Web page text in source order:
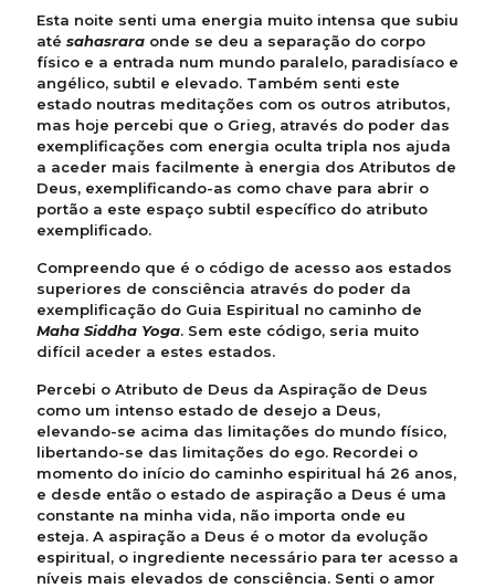
Esta noite senti uma energia muito intensa que subiu
até sahasrara onde se deu a separação do corpo
físico e a entrada num mundo paralelo, paradisíaco e
angélico, subtil e elevado. Também senti este
estado noutras meditações com os outros atributos,
mas hoje percebi que o Grieg, através do poder das
exemplificações com energia oculta tripla nos ajuda
a aceder mais facilmente à energia dos Atributos de
Deus, exemplificando-as como chave para abrir o
portão a este espaço subtil específico do atributo
exemplificado.
Compreendo que é o código de acesso aos estados
superiores de consciência através do poder da
exemplificação do Guia Espiritual no caminho de
Maha Siddha Yoga. Sem este código, seria muito
difícil aceder a estes estados.
Percebi o Atributo de Deus da Aspiração de Deus
como um intenso estado de desejo a Deus,
elevando-se acima das limitações do mundo físico,
libertando-se das limitações do ego. Recordei o
momento do início do caminho espiritual há 26 anos,
e desde então o estado de aspiração a Deus é uma
constante na minha vida, não importa onde eu
esteja. A aspiração a Deus é o motor da evolução
espiritual, o ingrediente necessário para ter acesso a
níveis mais elevados de consciência. Senti o amor